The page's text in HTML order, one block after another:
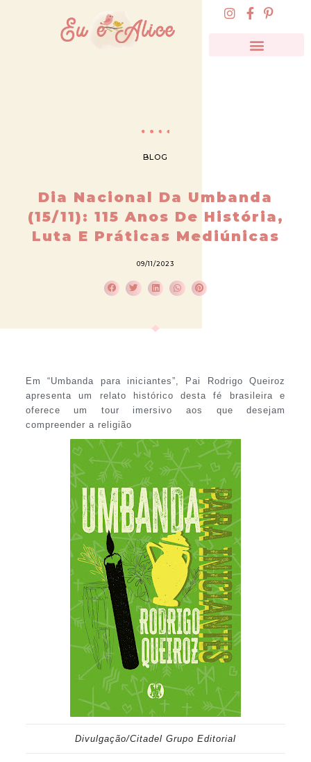
BLOG
Dia Nacional Da Umbanda
(15/11): 115 Anos De História,
Luta E Práticas Mediúnicas
09/11/2023
Em “Umbanda para iniciantes”, Pai Rodrigo Queiroz
apresenta um relato histórico desta fé brasileira e
oferece um tour imersivo aos que desejam
compreender a religião
Divulgação/Citadel Grupo Editorial